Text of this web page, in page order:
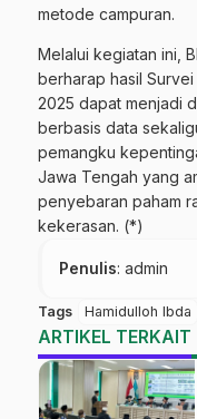
metode campuran.
Melalui kegiatan ini,
berharap hasil
2025 dapat menjadi
berbasis data
pemangku
Jawa Tengah yang
penyebaran paham
kekerasan. (*)
Penulis: admin
Tags Hamidulloh Ibda
ARTIKEL TERKAIT